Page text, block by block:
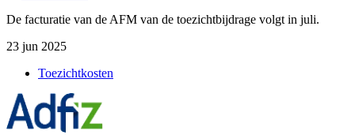
De facturatie van de AFM van de toezichtbijdrage volgt in juli.
23 jun 2025
Toezichtkosten